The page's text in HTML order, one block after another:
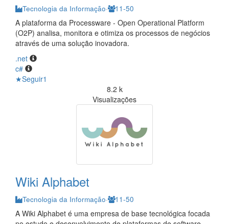
Tecnologia da Informação· 11-50
A plataforma da Processware - Open Operational Platform
(O2P) analisa, monitora e otimiza os processos de negócios
através de uma solução inovadora.
.net
c#
★Seguir1
8.2 k
Visualizações
Wiki Alphabet
Tecnologia da Informação· 11-50
A Wiki Alphabet é uma empresa de base tecnológica focada